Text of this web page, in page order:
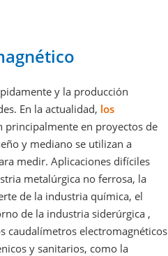
y la producción
En la actualidad, los
principalmente en proyectos de
y mediano se utilizan a
medir. Aplicaciones difíciles
metalúrgica no ferrosa, la
de la industria química, el
de la industria siderúrgica ,
caudalímetros electromagnéticos
y sanitarios, como la